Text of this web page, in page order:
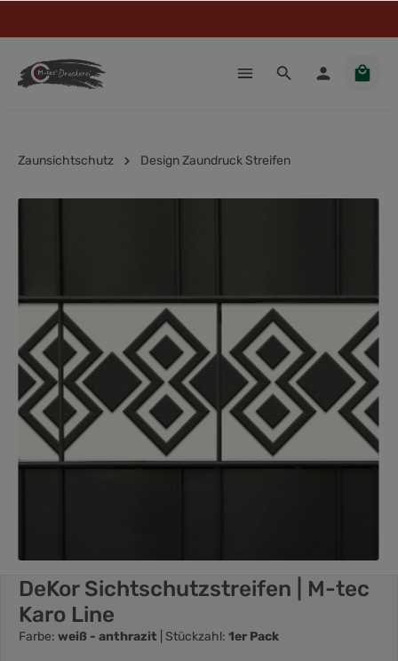
Zaunsichtschutz Design Zaundruck Streifen
DeKor Sichtschutzstreifen | M-tec
Karo Line
Farbe: weiß - anthrazit | Stückzahl: 1er Pack